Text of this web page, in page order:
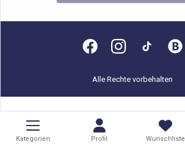
Kategorien Profil Wunschliste
Alle Rechte vorbehalten